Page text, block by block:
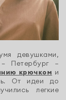
девушками,
Петербург —
крючком и
От идеи до
легкие